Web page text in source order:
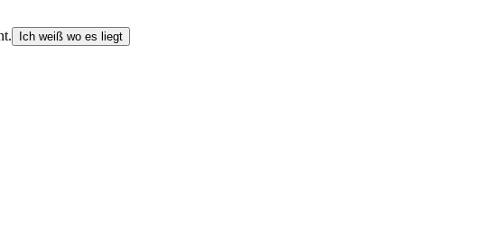
Ich weiß wo es liegt